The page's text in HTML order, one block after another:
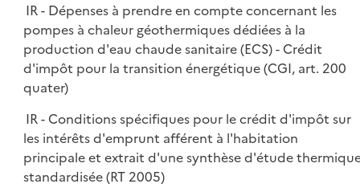
IR - Dépenses à prendre en compte concernant les
pompes à chaleur géothermiques dédiées à la
production d'eau chaude sanitaire (ECS) - Crédit
d'impôt pour la transition énergétique (CGI, art. 200
quater)
IR - Conditions spécifiques pour le crédit d'impôt sur
les intérêts d'emprunt afférent à l'habitation
principale et extrait d'une synthèse d'étude
standardisée (RT 2005)